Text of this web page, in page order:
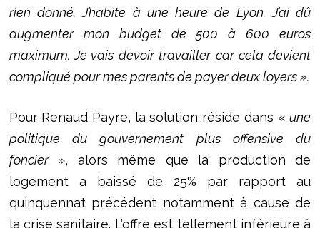
rien donné. J’habite à une heure de Lyon. J’ai dû
augmenter mon budget de 500 à 600 euros
maximum. Je vais devoir travailler car cela devient
compliqué pour mes parents de payer deux loyers ».
Pour Renaud Payre, la solution réside dans «une
politique du gouvernement plus offensive du
foncier», alors même que la production de
logement a baissé de 25% par rapport au
quinquennat précédent notamment à cause de
la crise sanitaire. L’offre est tellement inférieure à